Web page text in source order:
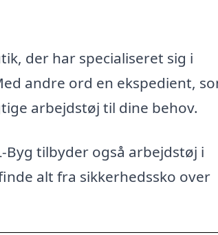
der har specialiseret sig i
andre ord en ekspedient,
arbejdstøj til dine behov.
Byg tilbyder også arbejdstøj i
alt fra sikkerhedssko over